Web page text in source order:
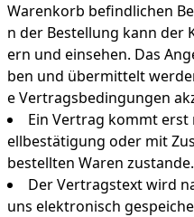
Warenkorb befindlichen
n der Bestellung kann der
ern und einsehen. Das
ben und übermittelt
e Vertragsbedingungen
Ein Vertrag kommt
ellbestätigung oder mit
bestellten Waren zustande.
Der Vertragstext wird
uns elektronisch